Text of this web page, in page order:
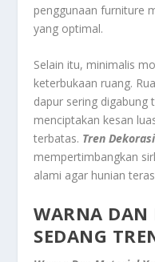
penggunaan furniture
yang optimal.
Selain itu, minimalis
keterbukaan ruang.
dapur sering digabung
menciptakan kesan
terbatas. Tren
mempertimbangkan
alami agar hunian
WARNA DAN
SEDANG